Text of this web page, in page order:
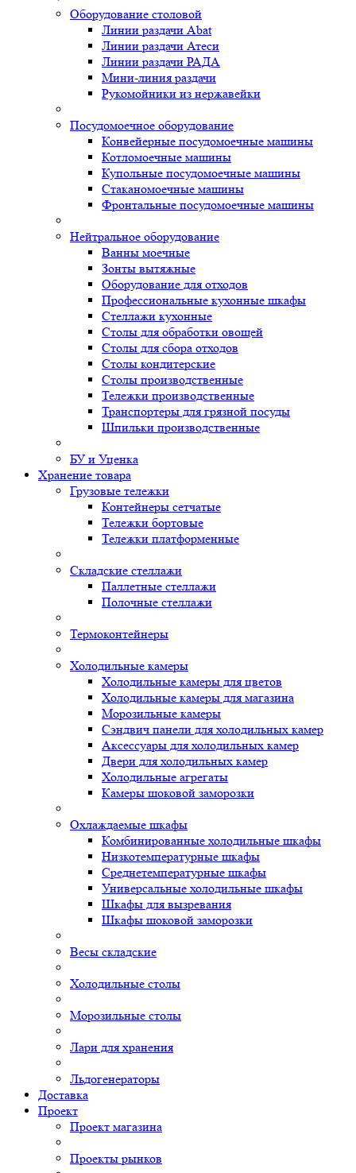
Оборудование столовой
Линии раздачи Abat
Линии раздачи Атеси
Линии раздачи РАДА
Мини-линия раздачи
Рукомойники из нержавейки
Посудомоечное оборудование
Конвейерные посудомоечные машины
Котломоечные машины
Купольные посудомоечные машины
Стаканомоечные машины
Фронтальные посудомоечные машины
Нейтральное оборудование
Ванны моечные
Зонты вытяжные
Оборудование для отходов
Профессиональные кухонные шкафы
Стеллажи кухонные
Столы для обработки овощей
Столы для сбора отходов
Столы кондитерские
Столы производственные
Тележки производственные
Транспортеры для грязной посуды
Шпильки производственные
БУ и Уценка
Хранение товара
Грузовые тележки
Контейнеры сетчатые
Тележки бортовые
Тележки платформенные
Складские стеллажи
Паллетные стеллажи
Полочные стеллажи
Термоконтейнеры
Холодильные камеры
Холодильные камеры для цветов
Холодильные камеры для магазина
Морозильные камеры
Сэндвич панели для холодильных камер
Аксессуары для холодильных камер
Двери для холодильных камер
Холодильные агрегаты
Камеры шоковой заморозки
Охлаждаемые шкафы
Комбинированные холодильные шкафы
Низкотемпературные шкафы
Среднетемпературные шкафы
Универсальные холодильные шкафы
Шкафы для вызревания
Шкафы шоковой заморозки
Весы складские
Холодильные столы
Морозильные столы
Лари для хранения
Льдогенераторы
Доставка
Проект
Проект магазина
Проекты рынков